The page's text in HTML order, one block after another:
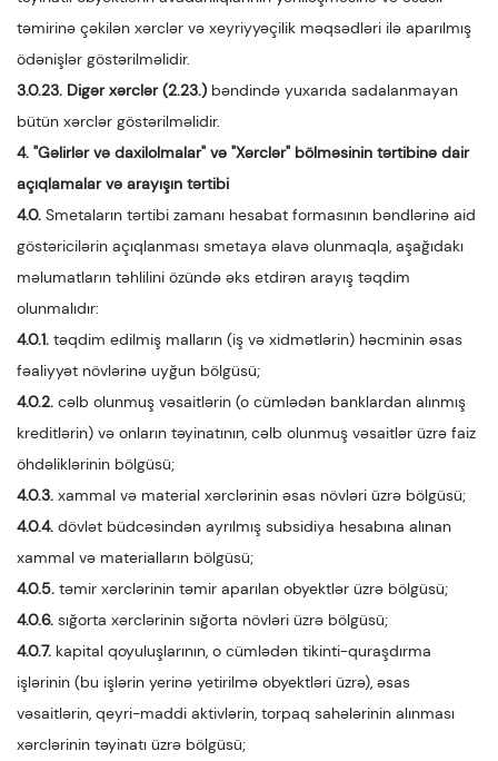
təmirinə çəkilən xərclər və xeyriyyəçilik məqsədləri ilə aparılmış
ödənişlər göstərilməlidir.
3.0.23. Digər xərclər (2.23.) bəndində yuxarıda sadalanmayan
bütün xərclər göstərilməlidir.
4. "Gəlirlər və daxilolmalar" və "Xərclər" bölməsinin tərtibinə dair
açıqlamalar və arayışın tərtibi
4.0. Smetaların tərtibi zamanı hesabat formasının bəndlərinə aid
göstəricilərin açıqlanması smetaya əlavə olunmaqla, aşağıdakı
məlumatların təhlilini özündə əks etdirən arayış təqdim
olunmalıdır:
4.0.1. təqdim edilmiş malların (iş və xidmətlərin) həcminin əsas
fəaliyyət növlərinə uyğun bölgüsü;
4.0.2. cəlb olunmuş vəsaitlərin (o cümlədən banklardan alınmış
kreditlərin) və onların təyinatının, cəlb olunmuş vəsaitlər üzrə faiz
öhdəliklərinin bölgüsü;
4.0.3. xammal və material xərclərinin əsas növləri üzrə bölgüsü;
4.0.4. dövlət büdcəsindən ayrılmış subsidiya hesabına alınan
xammal və materialların bölgüsü;
4.0.5. təmir xərclərinin təmir aparılan obyektlər üzrə bölgüsü;
4.0.6. sığorta xərclərinin sığorta növləri üzrə bölgüsü;
4.0.7. kapital qoyuluşlarının, o cümlədən tikinti-quraşdırma
işlərinin (bu işlərin yerinə yetirilmə obyektləri üzrə), əsas
vəsaitlərin, qeyri-maddi aktivlərin, torpaq sahələrinin alınması
xərclərinin təyinatı üzrə bölgüsü;